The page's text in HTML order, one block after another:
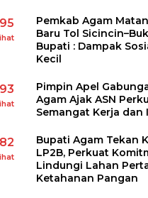
Pemkab Agam
Baru Tol
Bupati : Dampak
Kecil
Pimpin Apel
Agam Ajak ASN
Semangat Kerja dan
Bupati Agam Tekan
LP2B, Perkuat
Lindungi Lahan
Ketahanan Pangan